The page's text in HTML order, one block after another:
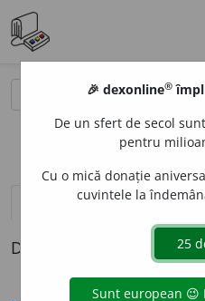
definiții (1) pronunțievolume_up
Definiția cu ID-ul 444565:
🎉 dexonline®
De un sfert de secol
pentru
Cu o mică donație
cuvintele la